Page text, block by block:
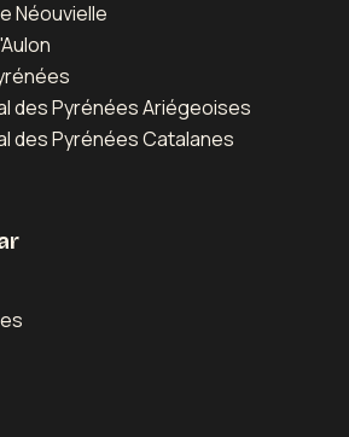
Néouvielle
des Pyrénées Ariégeoises
des Pyrénées Catalanes